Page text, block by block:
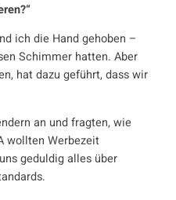
ich die Hand gehoben –
Schimmer hatten. Aber
hat dazu geführt, dass wir
an und fragten, wie
wollten Werbezeit
geduldig alles über